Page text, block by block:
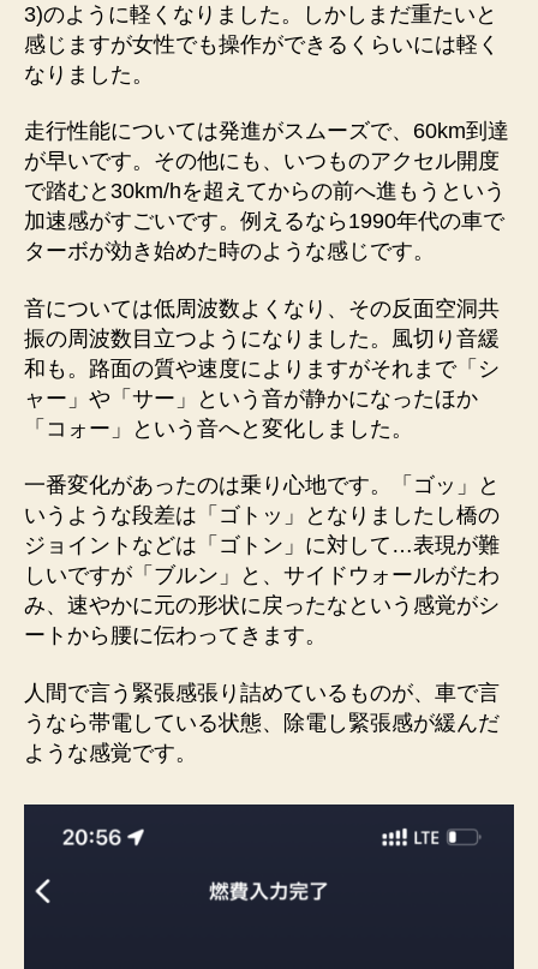
3)のように軽くなりました。しかしまだ重たいと
感じますが女性でも操作ができるくらいには軽く
なりました。
走行性能については発進がスムーズで、60km到達
が早いです。その他にも、いつものアクセル開度
で踏むと30km/hを超えてからの前へ進もうという
加速感がすごいです。例えるなら1990年代の車で
ターボが効き始めた時のような感じです。
音については低周波数よくなり、その反面空洞共
振の周波数目立つようになりました。風切り音緩
和も。路面の質や速度によりますがそれまで「シ
ャー」や「サー」という音が静かになったほか
「コォー」という音へと変化しました。
一番変化があったのは乗り心地です。「ゴッ」と
いうような段差は「ゴトッ」となりましたし橋の
ジョイントなどは「ゴトン」に対して…表現が難
しいですが「ブルン」と、サイドウォールがたわ
み、速やかに元の形状に戻ったなという感覚がシ
ートから腰に伝わってきます。
人間で言う緊張感張り詰めているものが、車で言
うなら帯電している状態、除電し緊張感が緩んだ
ような感覚です。